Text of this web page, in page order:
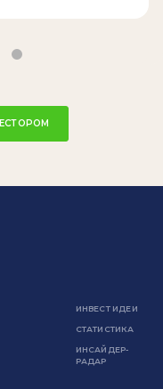
ИНВЕСТ ИДЕИ
СТАТИСТИКА
ИНСАЙДЕР-
РАДАР